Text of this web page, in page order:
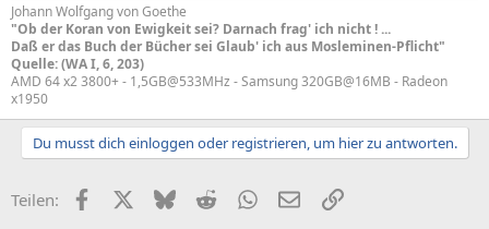
Johann Wolfgang von Goethe
"Ob der Koran von Ewigkeit sei? Darnach frag' ich nicht ! ...
Daß er das Buch der Bücher sei Glaub' ich aus Mosleminen-Pflicht"
Quelle: (WA I, 6, 203)
AMD 64 x2 3800+ - 1,5GB@533MHz - Samsung 320GB@16MB - Radeon
x1950
Du musst dich einloggen oder registrieren, um hier zu antworten.
Teilen: FacebookX (Twitter)
BlueskyRedditWhatsApp
E-MailLink